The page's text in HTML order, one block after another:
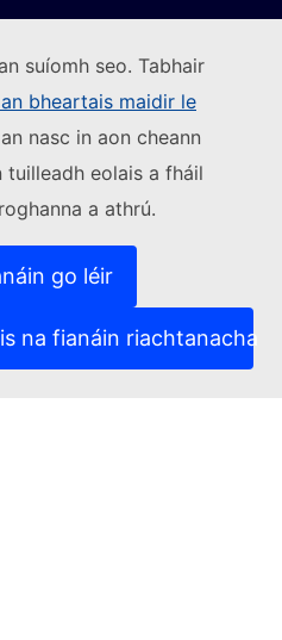
suíomh seo. Tabhair
bheartais maidir le
nasc in aon cheann
tuilleadh eolais a fháil
a athrú.
go léir
na fianáin riachtanacha
link)
(External link)
gréasáin(External link)